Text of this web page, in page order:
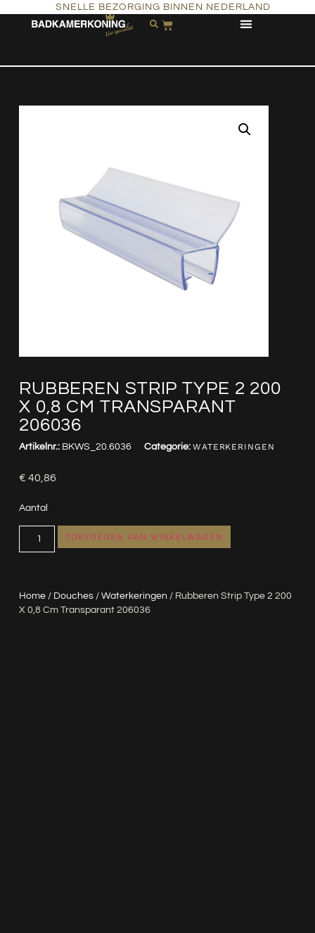
SNELLE BEZORGING BINNEN NEDERLAND
RUBBEREN STRIP TYPE 2 200
X 0,8 CM TRANSPARANT
206036
Home/ Douches/ Waterkeringen / Rubberen Strip Type 2 200
X 0,8 Cm Transparant 206036
Artikelnr.: BKWS_20.6036 Categorie: WATERKERINGEN
€ 40,86
Aantal
TOEVOEGEN AAN WINKELWAGEN